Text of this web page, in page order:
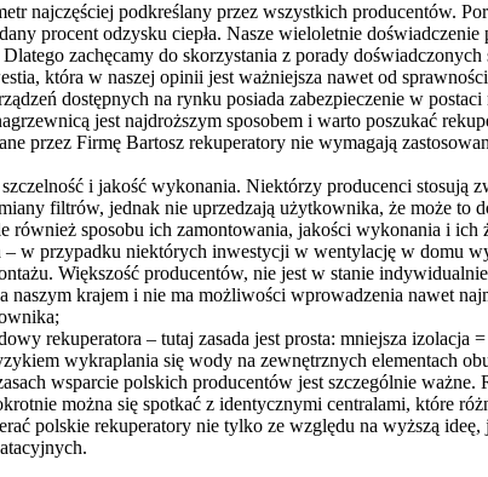
najczęściej podkreślany przez wszystkich producentów.
procent odzysku ciepła. Nasze wieloletnie
zachęcamy do skorzystania z porady
która w naszej opinii jest ważniejsza nawet od
dostępnych na rynku posiada zabezpieczenie w
jest najdroższym sposobem i warto poszukać
przez Firmę Bartosz rekuperatory nie wymagają
i jakość wykonania. Niektórzy producenci
filtrów, jednak nie uprzedzają użytkownika, że może
również sposobu ich zamontowania, jakości wykonania i ich
w przypadku niektórych inwestycji w wentylację w domu
Większość producentów, nie jest w stanie
naszym krajem i nie ma możliwości wprowadzenia nawet
rekuperatora – tutaj zasada jest prosta: mniejsza
wykraplania się wody na zewnętrznych elementach
wsparcie polskich producentów jest szczególnie
można się spotkać z identycznymi centralami, które
polskie rekuperatory nie tylko ze względu na wyższą